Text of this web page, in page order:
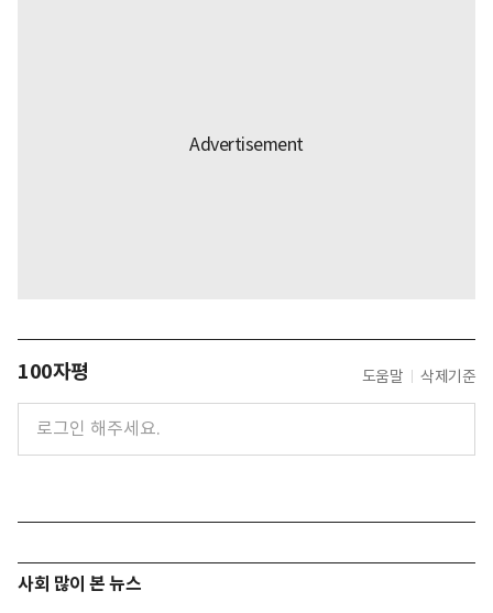
100자평 도움말 삭제기준
사회 많이 본 뉴스